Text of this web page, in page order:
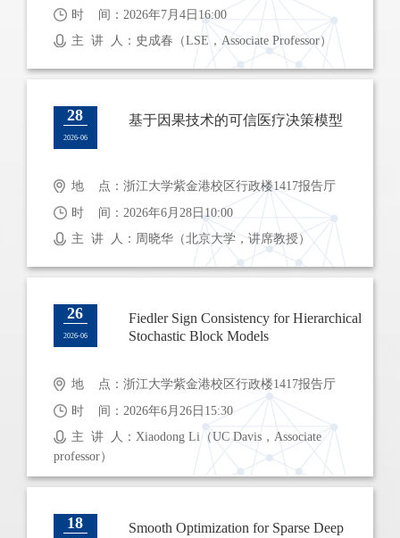
时 间：2026年7月4日16:00
主 讲 人：史成春（LSE，Associate Professor）
28
2026-06
基于因果技术的可信医疗决策模型
地 点：浙江大学紫金港校区行政楼1417报告厅
时 间：2026年6月28日10:00
主 讲 人：周晓华（北京大学，讲席教授）
26
2026-06
Fiedler Sign Consistency for Hierarchical
Stochastic Block Models
地 点：浙江大学紫金港校区行政楼1417报告厅
时 间：2026年6月26日15:30
主 讲 人：Xiaodong Li（UC Davis，Associate
professor）
18
Smooth Optimization for Sparse Deep